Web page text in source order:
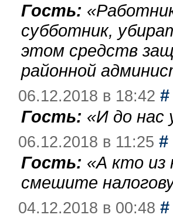
Гость: «
субботник,
этом средств
районной
06.12.2018 в 18:42 #
Гость: «И до нас
06.12.2018 в 11:25 #
Гость: «А кто из
смешите
04.12.2018 в 00:48 #